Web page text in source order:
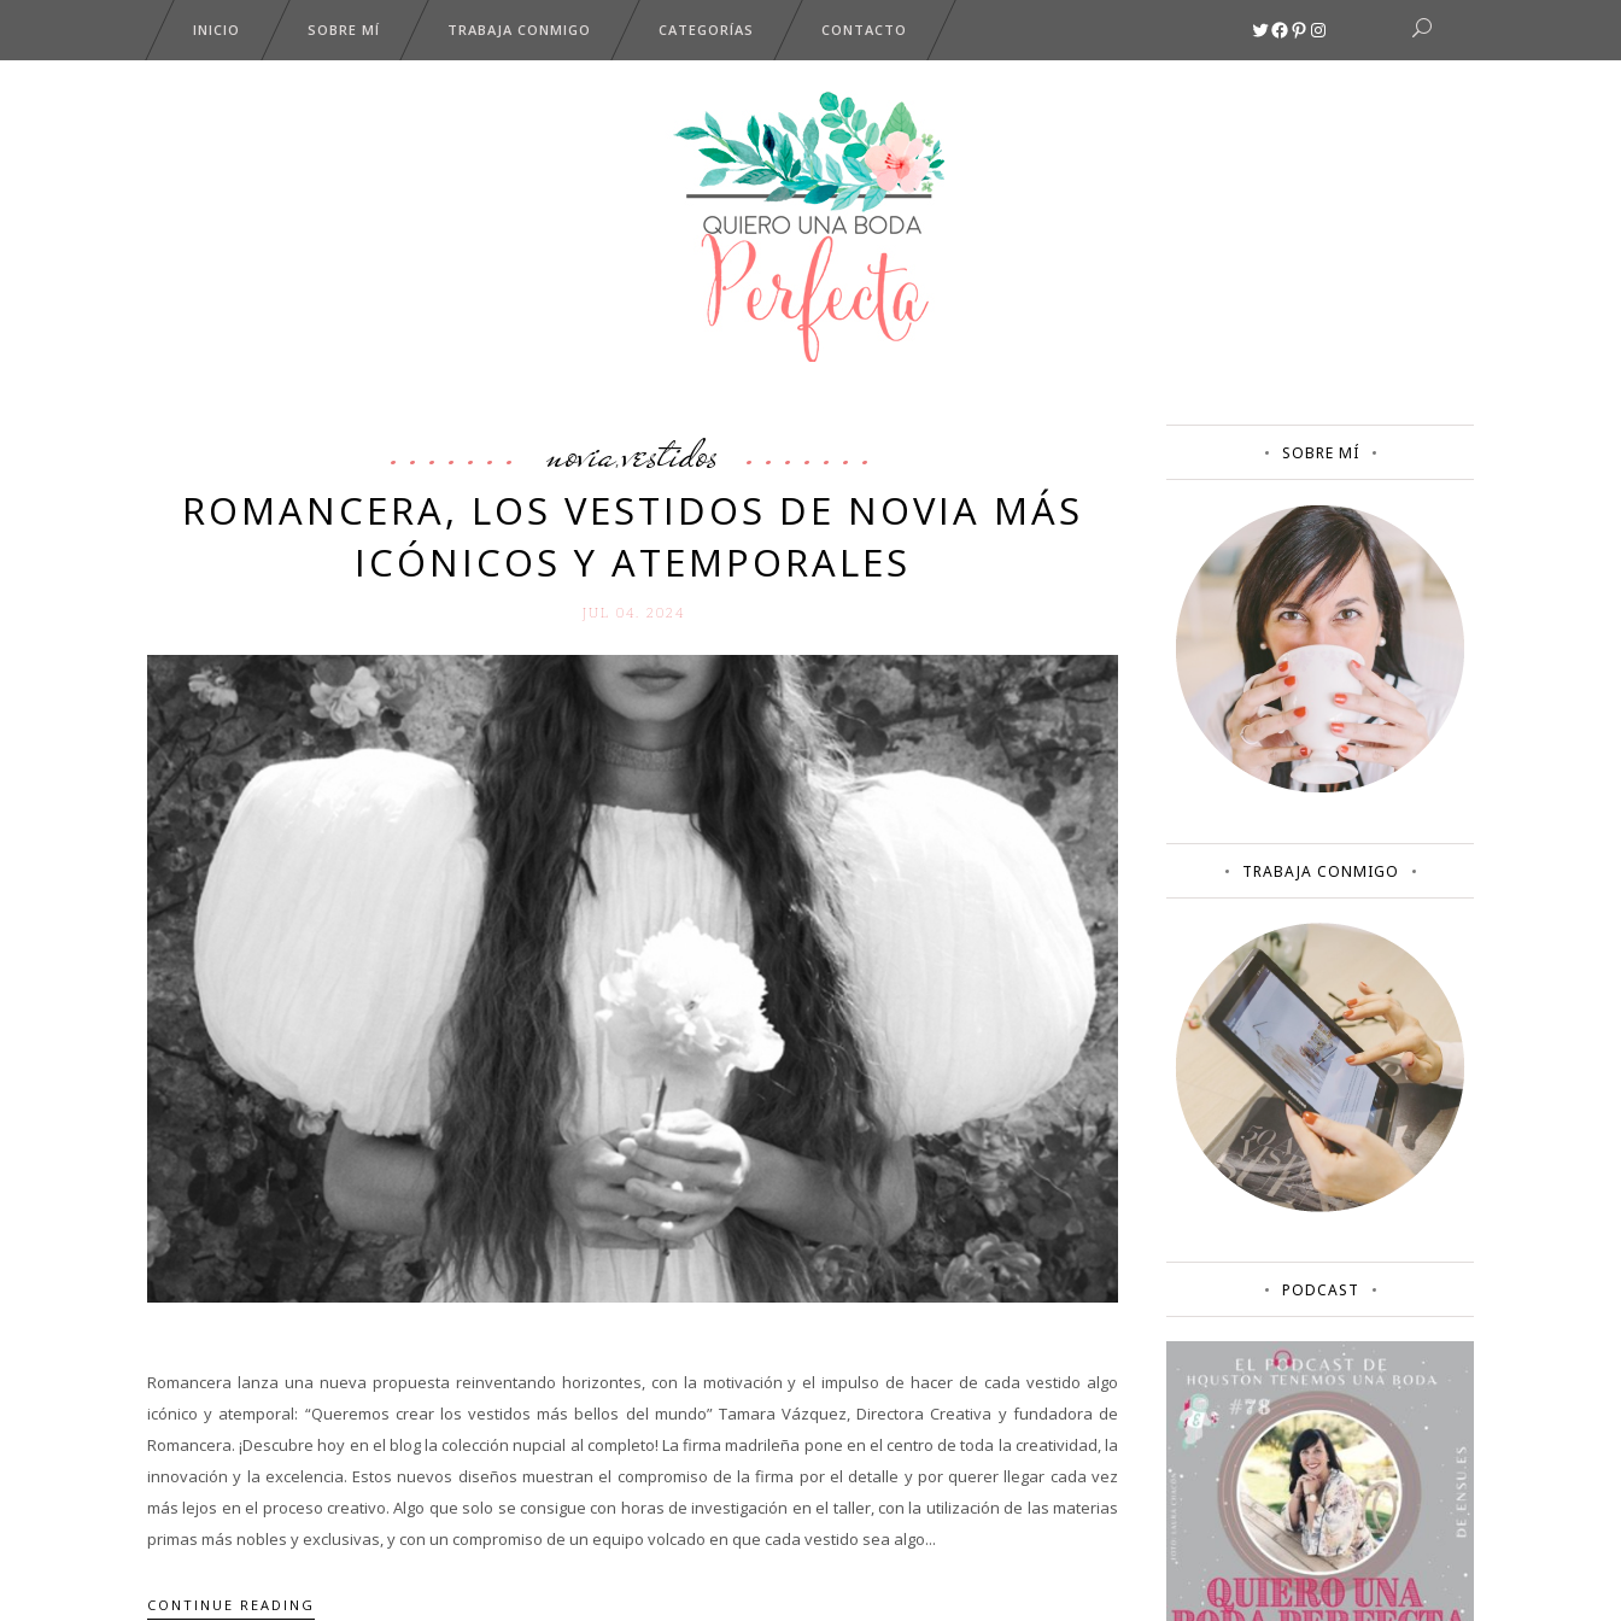
INICIO SOBRE MÍ TRABAJA CONMIGO CATEGORÍAS CONTACTO Twitter
Facebook
Pinterest
Instagram
novia,vestidos
ROMANCERA, LOS VESTIDOS DE NOVIA MÁS
ICÓNICOS Y ATEMPORALES
JUL 04. 2024
Romancera lanza una nueva propuesta reinventando horizontes, con la motivación y el impulso de hacer de cada vestido algo
icónico y atemporal: “Queremos crear los vestidos más bellos del mundo” Tamara Vázquez, Directora Creativa y fundadora de
Romancera. ¡Descubre hoy en el blog la colección nupcial al completo! La firma madrileña pone en el centro de toda la creatividad, la
innovación y la excelencia. Estos nuevos diseños muestran el compromiso de la firma por el detalle y por querer llegar cada vez
más lejos en el proceso creativo. Algo que solo se consigue con horas de investigación en el taller, con la utilización de las materias
primas más nobles y exclusivas, y con un compromiso de un equipo volcado en que cada vestido sea algo...
CONTINUE READING
SOBRE MÍ
TRABAJA CONMIGO
PODCAST